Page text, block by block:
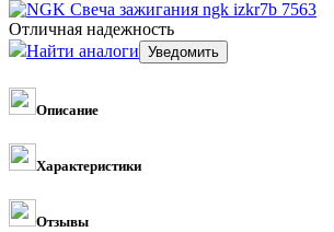
Отличная надежность
Найти аналоги
Описание
Характеристики
Отзывы